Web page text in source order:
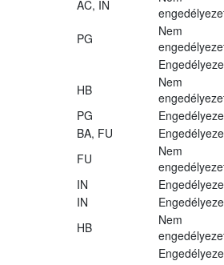
AC, IN
PG
Nem
HB
Nem
PG
BA, FU
FU
Nem
IN
IN
HB
Nem